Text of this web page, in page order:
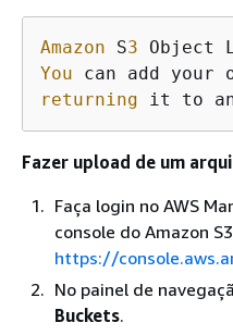
Amazon S3
You can add your
returning it to
Fazer upload de um
Faça login no AWS
console do Amazon
https://
No painel de
Buckets.